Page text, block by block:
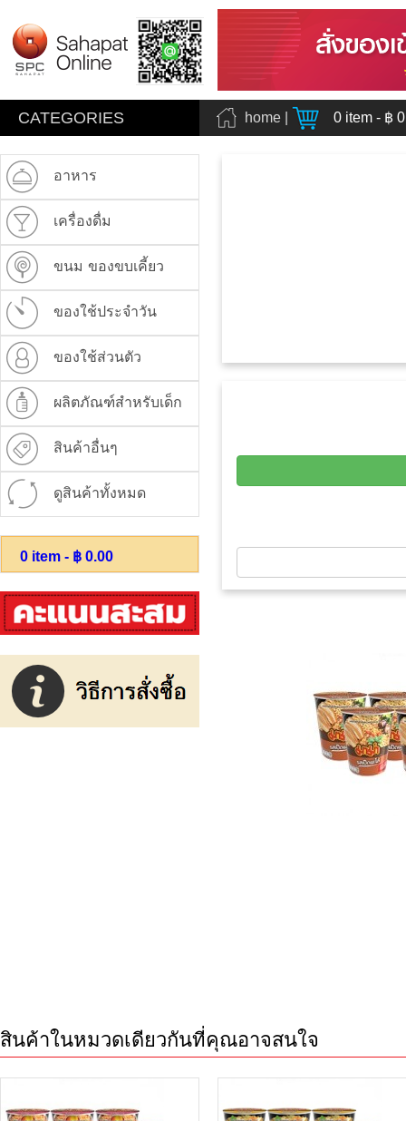
CATEGORIES home 0 item - ฿
อาหาร
เครื่องดื่ม
ขนม ของขบเคี้ยว
ของใช้ประจำวัน
ของใช้ส่วนตัว
ผลิตภัณฑ์สำหรับเด็ก
สินค้าอื่นๆ
ดูสินค้าทั้งหมด
0 item - ฿ 0.00
สินค้าในหมวดเดียวกันที่คุณอาจสนใจ